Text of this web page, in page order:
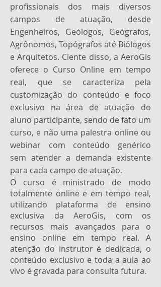
profissionais dos mais diversos
campos de atuação, desde
Engenheiros, Geólogos, Geógrafos,
Agrônomos, Topógrafos até Biólogos
e Arquitetos. Ciente disso, a AeroGis
oferece o Curso Online em tempo
real, que se caracteriza pela
customização do conteúdo e foco
exclusivo na área de atuação do
aluno participante, sendo de fato um
curso, e não uma palestra online ou
webinar com conteúdo genérico
sem atender a demanda existente
para cada campo de atuação.
O curso é ministrado de modo
totalmente online e em tempo real,
utilizando plataforma de ensino
exclusiva da AeroGis, com os
recursos mais avançados para o
ensino online em tempo real. A
atenção do instrutor é dedicada, o
conteúdo exclusivo e toda a aula ao
vivo é gravada para consulta futura.